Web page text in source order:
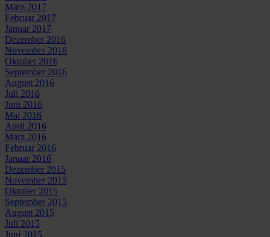
März 2017
Februar 2017
Januar 2017
Dezember 2016
November 2016
Oktober 2016
September 2016
August 2016
Juli 2016
Juni 2016
Mai 2016
April 2016
März 2016
Februar 2016
Januar 2016
Dezember 2015
November 2015
Oktober 2015
September 2015
August 2015
Juli 2015
Juni 2015